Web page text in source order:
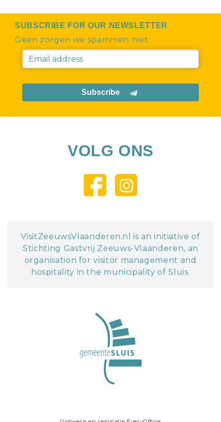
SUBSCRIBE FOR OUR NEWSLETTER
Geen zorgen we spammen niet.
Subscribe
VOLG ONS
VisitZeeuwsVlaanderen.nl is an initiative of
Stichting Gastvrij Zeeuws-Vlaanderen, an
organisation for visitor management and
hospitality in the municipality of Sluis.